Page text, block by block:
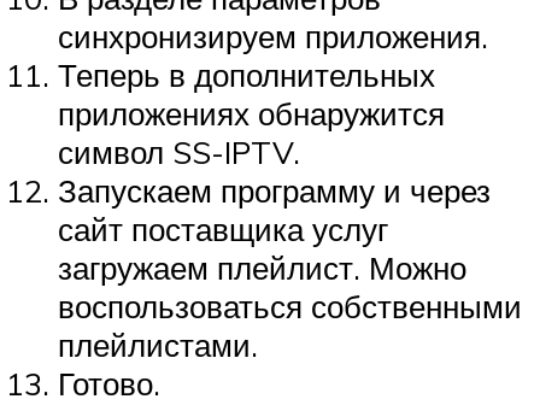
синхронизируем приложения.
Теперь в дополнительных
приложениях обнаружится
символ SS-IPTV.
Запускаем программу и через
сайт поставщика услуг
загружаем плейлист. Можно
воспользоваться собственными
плейлистами.
Готово.